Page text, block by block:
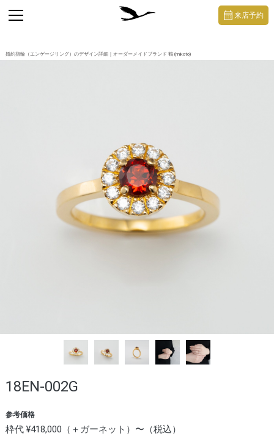
婚約指輪（エンゲージリング）のデザイン詳細｜オーダーメイドブランド 鶴 (mikoto)
toggle
navigation
来店予約
18EN-002G
参考価格
枠代 ¥418,000（＋ガーネット）〜（税込）